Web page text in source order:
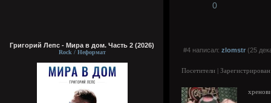
Григорий Лепс - Мира в дом. Часть 2 (2026)
Rock / Неформат
0
#4 написал: zlomstr (25
Посетители |